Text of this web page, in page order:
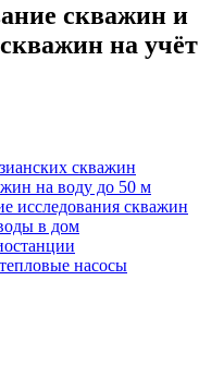
скважин и
на учёт
скважин
на воду до 50 м
исследования скважин
в дом
насосы